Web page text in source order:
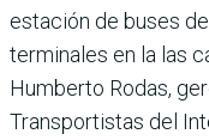
estación de buses
terminales en la las
Humberto Rodas,
Transportistas del